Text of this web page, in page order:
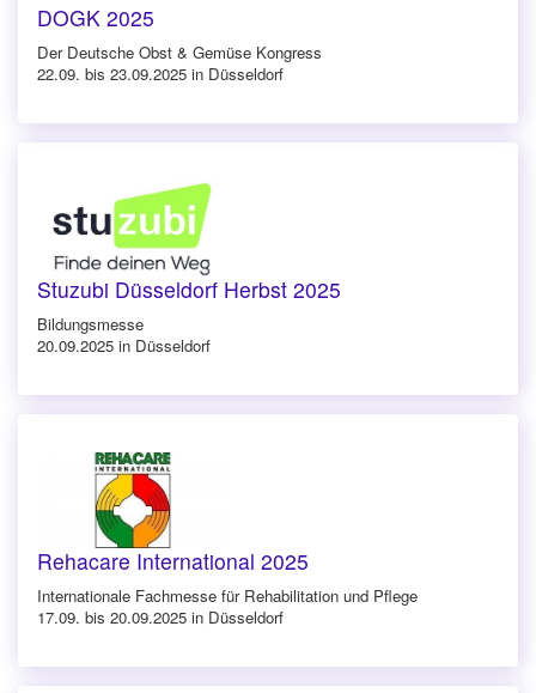
DOGK 2025
Der Deutsche Obst & Gemüse Kongress
22.09. bis 23.09.2025 in Düsseldorf
Stuzubi Düsseldorf Herbst 2025
Bildungsmesse
20.09.2025 in Düsseldorf
Rehacare International 2025
Internationale Fachmesse für Rehabilitation und Pflege
17.09. bis 20.09.2025 in Düsseldorf